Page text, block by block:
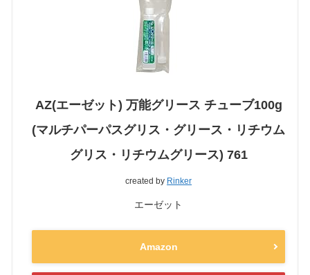
AZ(エーゼット) 万能グリース チューブ100g
(マルチパーパスグリス・グリース・リチウム
グリス・リチウムグリース) 761
created by Rinker
エーゼット
Amazon